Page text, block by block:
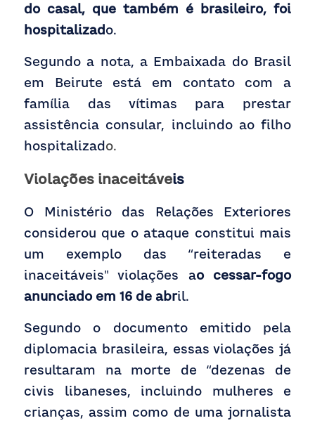
do casal, que também é brasileiro, foi
hospitalizado.
Segundo a nota, a Embaixada do Brasil
em Beirute está em contato com a
família das vítimas para prestar
assistência consular, incluindo ao filho
hospitalizado.
Violações inaceitáveis
O Ministério das Relações Exteriores
considerou que o ataque constitui mais
um exemplo das “reiteradas e
inaceitáveis" violações ao cessar-fogo
anunciado em 16 de abril.
Segundo o documento emitido pela
diplomacia brasileira, essas violações já
resultaram na morte de “dezenas de
civis libaneses, incluindo mulheres e
crianças, assim como de uma jornalista